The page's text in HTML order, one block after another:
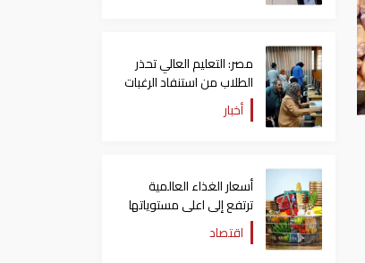
مصر: التعليم العالي تحذر
الطلاب من استنفاد الرغبات
قبل غلق التسجيل
أخبار
أسعار الغذاء العالمية
ترتفع إلى اعلى مستوياتها
منذ 3 سنواتاقتصاد